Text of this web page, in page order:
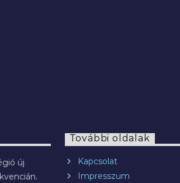
új
További oldalak
Kapcsolat
Impresszum